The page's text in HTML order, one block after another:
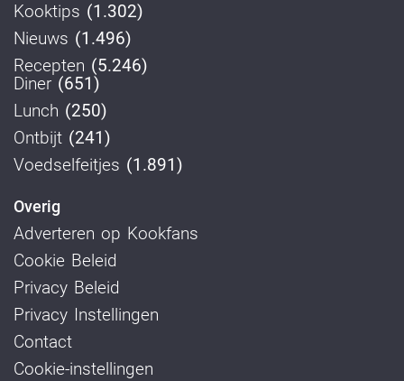
Kooktips (1.302)
Nieuws (1.496)
Recepten (5.246)
Diner (651)
Lunch (250)
Ontbijt (241)
Voedselfeitjes (1.891)
Overig
Adverteren op Kookfans
Cookie Beleid
Privacy Beleid
Privacy Instellingen
Contact
Cookie-instellingen